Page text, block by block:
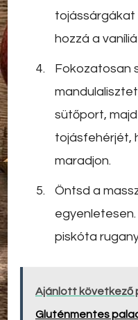
tojássárgákat
hozzá a
Fokozatosan
sütőport,
tojásfehérjét,
maradjon.
Öntsd a
egyenletesen.
piskóta
Ajánlott következő
Gluténmentes